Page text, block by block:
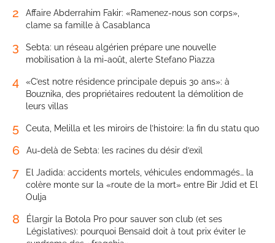
2
Affaire Abderrahim Fakir: «Ramenez-nous son corps»,
clame sa famille à Casablanca
3
Sebta: un réseau algérien prépare une nouvelle
mobilisation à la mi-août, alerte Stefano Piazza
4
«C’est notre résidence principale depuis 30 ans»: à
Bouznika, des propriétaires redoutent la démolition de
leurs villas
5 Ceuta, Melilla et les miroirs de l’histoire: la fin du statu quo
6 Au-delà de Sebta: les racines du désir d’exil
7
El Jadida: accidents mortels, véhicules endommagés… la
colère monte sur la «route de la mort» entre Bir Jdid et El
Oulja
8
Élargir la Botola Pro pour sauver son club (et ses
Législatives): pourquoi Bensaïd doit à tout prix éviter le